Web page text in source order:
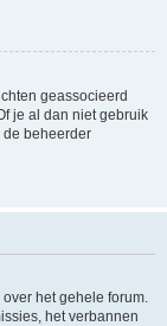
geassocieerd
je al dan niet gebruik
de beheerder
het gehele forum.
het verbannen